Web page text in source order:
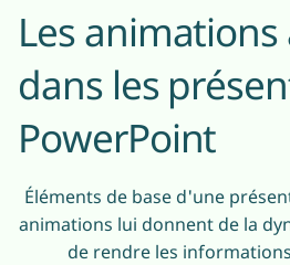
Les
dans les
PowerPoint
Éléments de base d'une
animations lui donnent de la
de rendre les